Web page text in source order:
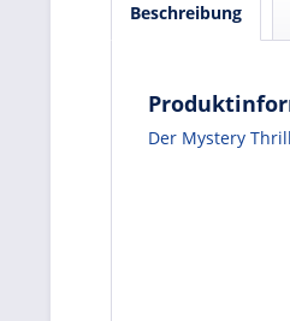
Beschreibung
Der Mystery